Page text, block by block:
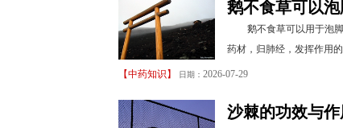
鹅不食草可以
鹅不食草可以用于泡
药材，归肺经，发挥作用
【中药知识 】 日期： 2026-07-29
沙棘的功效与